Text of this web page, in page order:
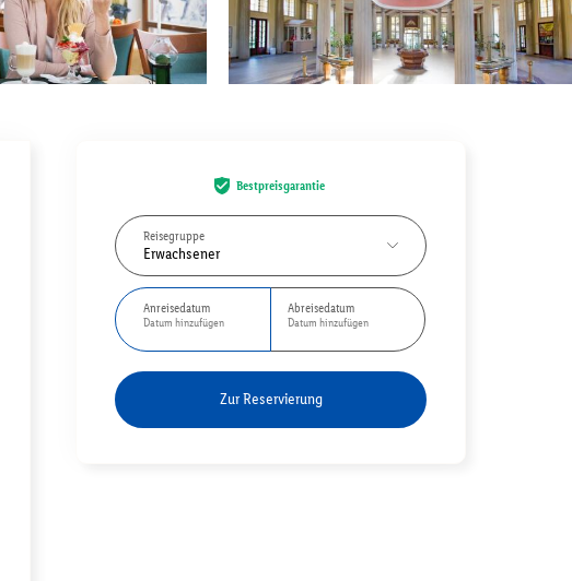
Bestpreisgarantie
Reisegruppe
Erwachsener
Anreisedatum
Datum hinzufügen
Abreisedatum
Datum hinzufügen
Zur Reservierung